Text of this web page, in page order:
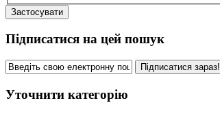
Застосувати
Підписатися на цей пошук
Підписатися зараз!
Уточнити категорію